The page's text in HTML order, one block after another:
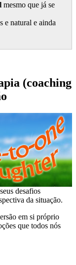
mesmo que já se
e natural e ainda
(coaching
desafios
da situação.
em si próprio
que todos nós